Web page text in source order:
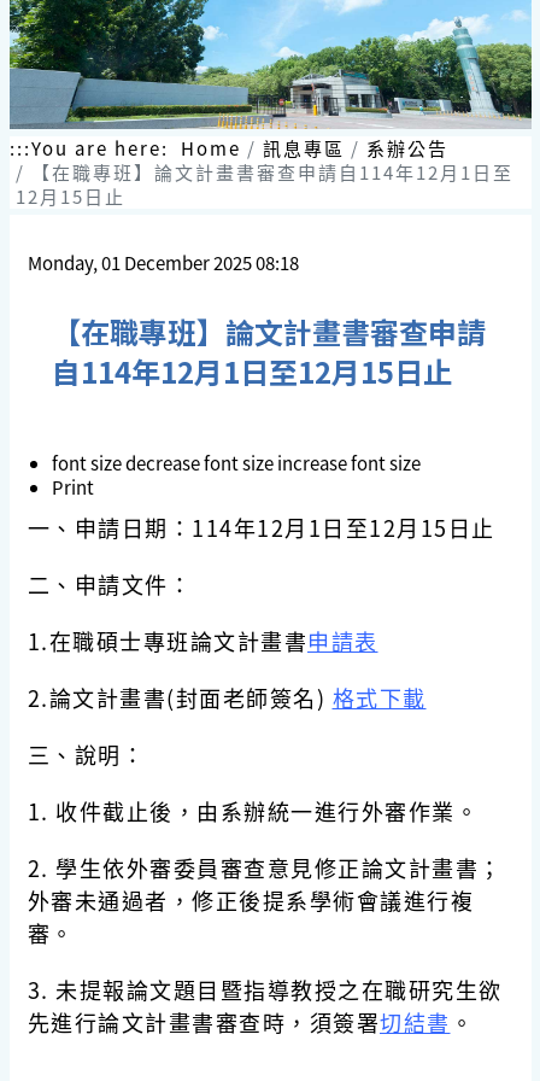
:::You are here: Home 訊息專區
系辦公告
【在職專班】論文計畫書審查申請自114年12月1日至
12月15日止
Monday, 01 December 2025 08:18
【在職專班】論文計畫書審查申請
自114年12月1日至12月15日止
font sizedecrease font size increase font size
Print
一、申請日期：114年12月1日至12月15日止
二、申請文件：
1.在職碩士專班論文計畫書申請表
2.論文計畫書(封面老師簽名) 格式下載
三、說明：
1. 收件截止後，由系辦統一進行外審作業。
2. 學生依外審委員審查意見修正論文計畫書；
外審未通過者，修正後提系學術會議進行複
審。
3. 未提報論文題目暨指導教授之在職研究生欲
先進行論文計畫書審查時，須簽署切結書 。